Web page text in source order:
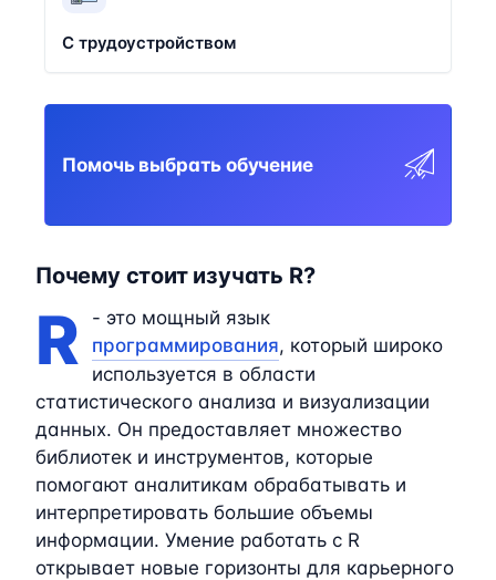
С трудоустройством
Помочь выбрать обучение
Почему стоит изучать R?
R
- это мощный язык
программирования, который широко
используется в области
статистического анализа и визуализации
данных. Он предоставляет множество
библиотек и инструментов, которые
помогают аналитикам обрабатывать и
интерпретировать большие объемы
информации. Умение работать с R
открывает новые горизонты для карьерного